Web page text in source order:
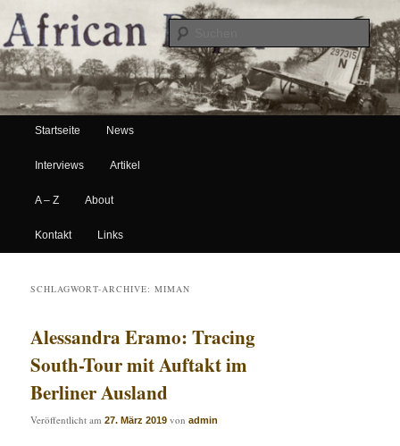
African Paper
Hauptmenü
Zum Inhalt wechseln
Zum sekundären Inhalt wechseln
Startseite News
Interviews Artikel
A – Z About
Kontakt Links
SCHLAGWORT-ARCHIVE:MIMAN
Alessandra Eramo: Tracing
South-Tour mit Auftakt im
Berliner Ausland
Veröffentlicht am27. März 2019 vonadmin